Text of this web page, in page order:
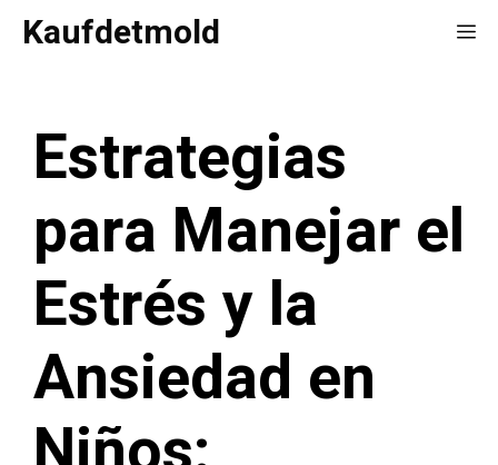
SaltarKaufdetmold
Estrategias
para Manejar el
Estrés y la
Ansiedad en